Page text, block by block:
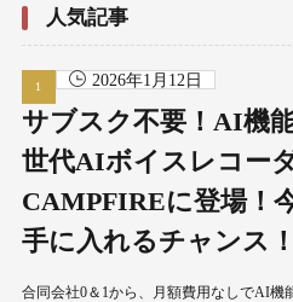
人気記事
2026年1月12日
サブスク不要！AI機
世代AIボイスレコー
CAMPFIREに登場！
手に入れるチャンス！
合同会社0＆1から、月額費用なしでAI機